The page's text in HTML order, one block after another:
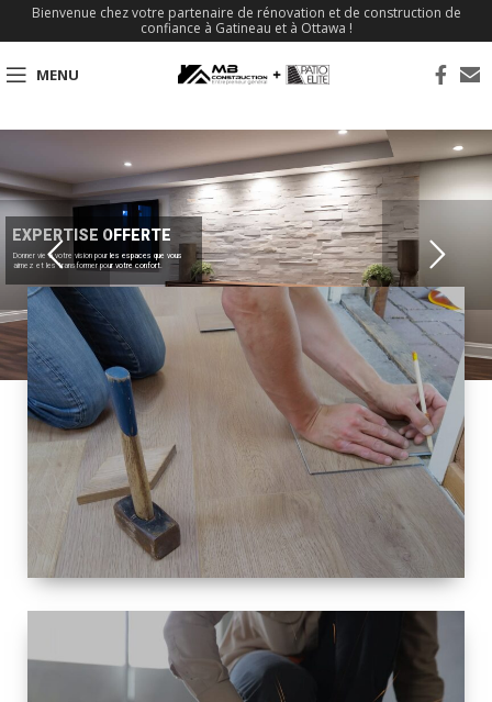
Bienvenue chez votre partenaire de rénovation et de construction de
confiance à Gatineau et à Ottawa !
MENU
EXPERTISE OFFERTE
Donner vie à votre vision pour les espaces que vous
aimez et les transformer pour votre confort.
TAILLE
PETITE À
GRANDE